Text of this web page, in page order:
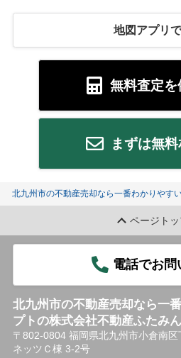
地図アプリ
無料査定を
まずは無
北九州市の不動産売却なら一番わかりやす
ページト
電話でお問
北九州市の不動産売却なら一
プトの株式会社不動産ふたみ
〒802-0804 福岡県北九州市小倉南
ネッツＣ棟 3-2号